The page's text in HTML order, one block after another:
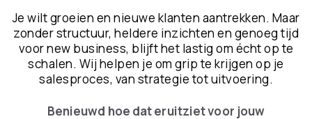
Je wilt groeien en nieuwe klanten aantrekken. Maar
zonder structuur, heldere inzichten en genoeg tijd
voor new business, blijft het lastig om écht op te
schalen. Wij helpen je om grip te krijgen op je
salesproces, van strategie tot uitvoering.
Benieuwd hoe dat eruitziet voor jouw